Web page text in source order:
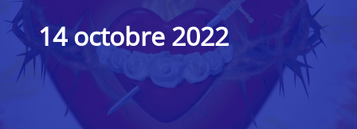
14 octobre 2022